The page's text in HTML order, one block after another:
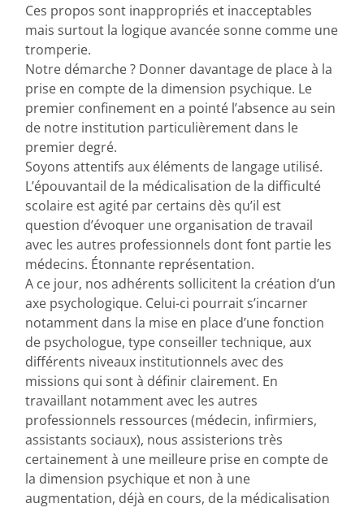
Ces propos sont inappropriés et inacceptables
mais surtout la logique avancée sonne comme une
tromperie.
Notre démarche ? Donner davantage de place à la
prise en compte de la dimension psychique. Le
premier confinement en a pointé l’absence au sein
de notre institution particulièrement dans le
premier degré.
Soyons attentifs aux éléments de langage utilisé.
L’épouvantail de la médicalisation de la difficulté
scolaire est agité par certains dès qu’il est
question d’évoquer une organisation de travail
avec les autres professionnels dont font partie les
médecins. Étonnante représentation.
A ce jour, nos adhérents sollicitent la création d’un
axe psychologique. Celui-ci pourrait s’incarner
notamment dans la mise en place d’une fonction
de psychologue, type conseiller technique, aux
différents niveaux institutionnels avec des
missions qui sont à définir clairement. En
travaillant notamment avec les autres
professionnels ressources (médecin, infirmiers,
assistants sociaux), nous assisterions très
certainement à une meilleure prise en compte de
la dimension psychique et non à une
augmentation, déjà en cours, de la médicalisation